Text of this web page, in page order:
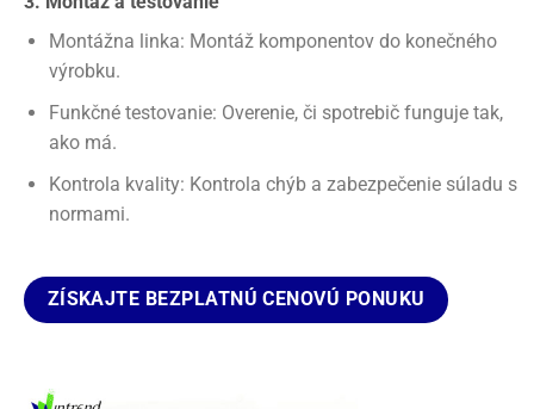
Montážna linka: Montáž komponentov do konečného
výrobku.
Funkčné testovanie: Overenie, či spotrebič funguje tak,
ako má.
Kontrola kvality: Kontrola chýb a zabezpečenie súladu s
normami.
ZÍSKAJTE BEZPLATNÚ CENOVÚ PONUKU